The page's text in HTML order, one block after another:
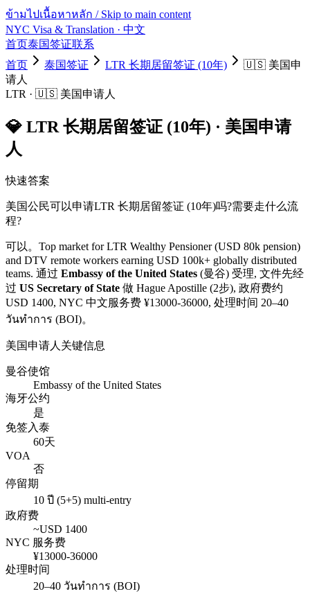
ข้ามไปเนื้อหาหลัก / Skip to main content
NYC Visa & Translation · 中文
首页泰国签证联系
首页
泰国签证 LTR 长期居留签证 (10年) 🇺🇸 美国申
请人
LTR · 🇺🇸 美国申请人
💎 LTR 长期居留签证 (10年) · 美国申请
人
快速答案
美国公民可以申请LTR 长期居留签证 (10年)吗?需要走什么流
程?
可以。 Top market for LTR Wealthy Pensioner (USD 80k pension)
and DTV remote workers earning USD 100k+ globally distributed
teams. 通过 Embassy of the United States (曼谷) 受理, 文件先经
过 US Secretary of State 做 Hague Apostille (2步), 政府费约
USD 1400, NYC 中文服务费 ¥13000-36000, 处理时间 20–40
วันทำการ (BOI)。
美国申请人关键信息
曼谷使馆
Embassy of the United States
海牙公约
是
免签入泰
60天
VOA
否
停留期
10 ปี (5+5) multi-entry
政府费
~USD 1400
NYC 服务费
¥13000-36000
处理时间
20–40 วันทำการ (BOI)